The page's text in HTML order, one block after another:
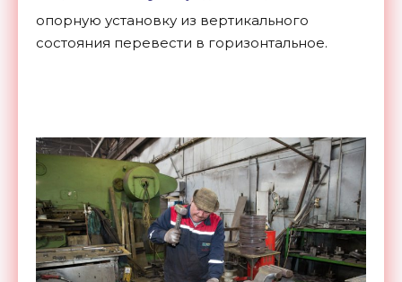
опорную установку из вертикального
состояния перевести в горизонтальное.